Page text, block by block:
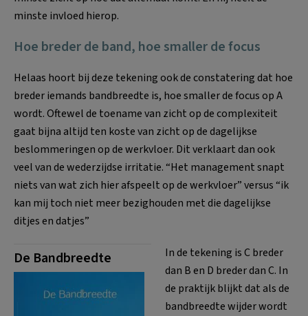
minste invloed hierop.
Hoe breder de band, hoe smaller de focus
Helaas hoort bij deze tekening ook de constatering dat hoe
breder iemands bandbreedte is, hoe smaller de focus op A
wordt. Oftewel de toename van zicht op de complexiteit
gaat bijna altijd ten koste van zicht op de dagelijkse
beslommeringen op de werkvloer. Dit verklaart dan ook
veel van de wederzijdse irritatie. “Het management snapt
niets van wat zich hier afspeelt op de werkvloer” versus “ik
kan mij toch niet meer bezighouden met die dagelijkse
ditjes en datjes”
De Bandbreedte
In de tekening is C breder
dan B en D breder dan C. In
de praktijk blijkt dat als de
bandbreedte wijder wordt